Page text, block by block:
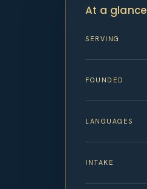
At a glance
SERVING
FOUNDED
LANGUAGES
INTAKE